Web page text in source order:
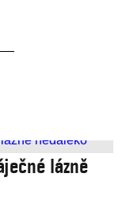
lázně